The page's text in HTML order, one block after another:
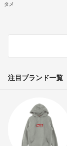
タメ
注目ブランド一覧